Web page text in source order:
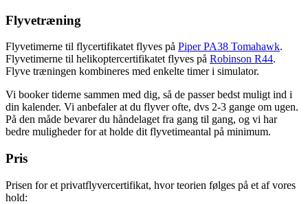
Flyvetræning
Flyvetimerne til flycertifikatet flyves på Piper PA38 Tomahawk.
Flyvetimerne til helikoptercertifikatet flyves på Robinson R44.
Flyve træningen kombineres med enkelte timer i simulator.
Vi booker tiderne sammen med dig, så de passer bedst muligt ind i
din kalender. Vi anbefaler at du flyver ofte, dvs 2-3 gange om ugen.
På den måde bevarer du håndelaget fra gang til gang, og vi har
bedre muligheder for at holde dit flyvetimeantal på minimum.
Pris
Prisen for et privatflyvercertifikat, hvor teorien følges på et af vores
hold: